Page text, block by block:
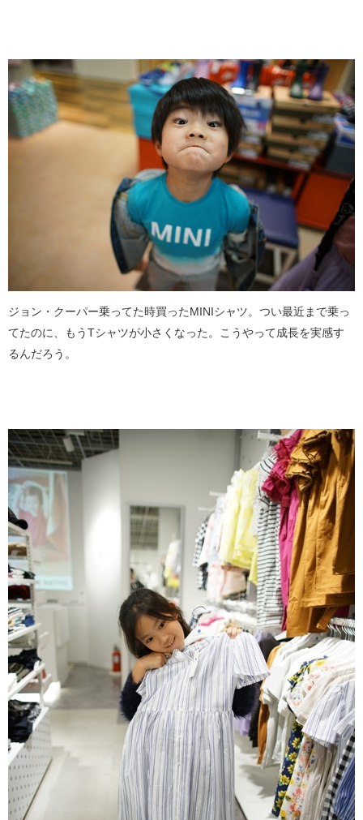
ジョン・クーパー乗ってた時買ったMINIシャツ。つい最近まで乗っ
てたのに、もうTシャツが小さくなった。こうやって成長を実感す
るんだろう。